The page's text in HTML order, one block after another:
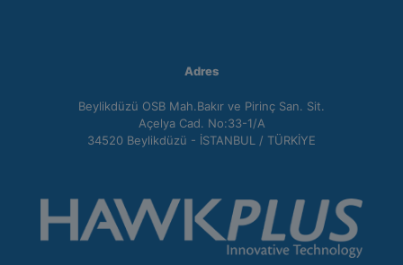
Adres
Beylikdüzü OSB Mah.Bakır ve Pirinç San. Sit.
Açelya Cad. No:33-1/A
34520 Beylikdüzü - İSTANBUL / TÜRKİYE